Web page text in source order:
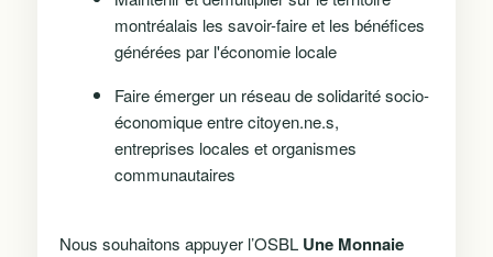
montréalais les savoir-faire et les bénéfices
générées par l'économie locale
Faire émerger un réseau de solidarité socio-
économique entre citoyen.ne.s,
entreprises locales et organismes
communautaires
Nous souhaitons appuyer l’OSBL Une Monnaie